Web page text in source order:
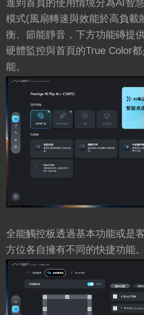
進到首頁的使用情境分為AI智
模式(風扇轉速與效能於高負載
衡、節能靜音，下方功能磚提
硬體監控與首頁的True Color
能。
全能觸控板透過基本功能或是
方位各自擁有不同的快捷功能。